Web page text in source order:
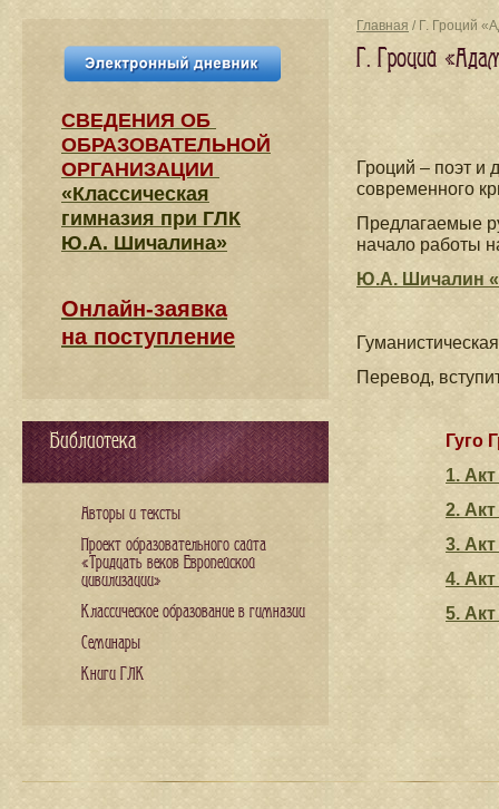
Главная / Г. Гроций
Г. Гроций
Гроций – поэт и
современного
Предлагаемые
начало работы
Ю.А. Шичалин
Перевод,
Гуго
1.
2.
3.
4.
5.
СВЕДЕНИЯ​ ОБ
ОБРАЗОВАТЕЛЬНОЙ
ОРГАНИЗАЦИИ
«Классическая
гимназия при ГЛК
Ю.А. Шичалина»
Онлайн-заявка
на поступление
Библиотека
Авторы и тексты
Проект образовательного сайта
«Тридцать веков Европейской
цивилизации»
Классическое образование в гимназии
Семинары
Книги ГЛК